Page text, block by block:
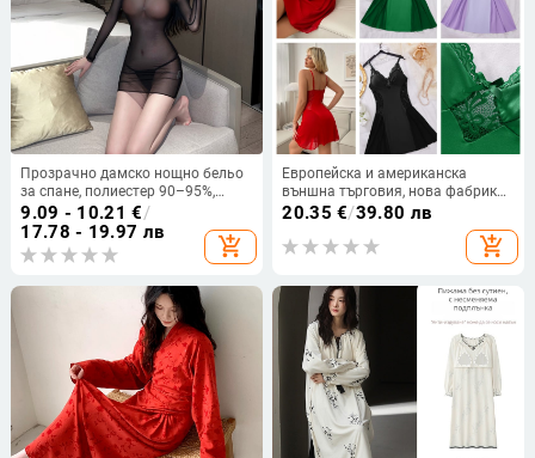
Прозрачно дамско нощно бельо
за спане, полиестер 90–95%,
зимно издание 2022 г.
9.09 - 10.21 €/
17.78 - 19.97 лв
add_shopping_cart
Европейска и американска
външна търговия, нова фабрика
за секси бельо с V-образно
нощница с презрамка, секси
20.35 €/39.80 лв
add_shopping_cart